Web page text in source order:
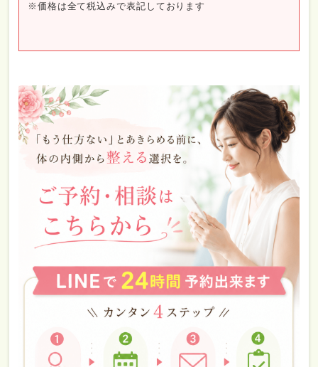
※価格は全て税込みで表記しております